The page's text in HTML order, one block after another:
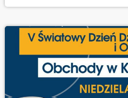
ten cel przeznaczono 10 tysięcy […]